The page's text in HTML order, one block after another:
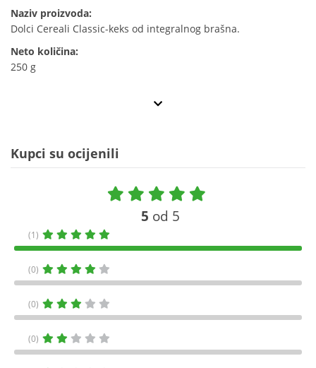
Naziv proizvoda:
Dolci Cereali Classic-keks od integralnog brašna.
Neto količina:
250 g
Kupci su ocijenili
5 od 5
(1)
(0)
(0)
(0)